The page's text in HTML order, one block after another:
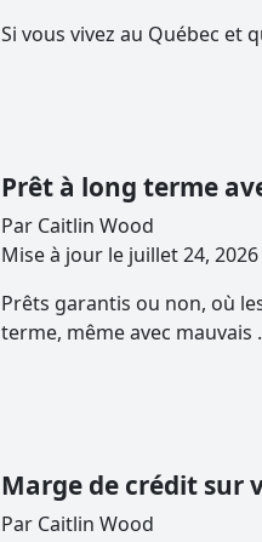
Si vous vivez au Québec et
Prêt à long terme
Par Caitlin Wood
Mise à jour le juillet 24, 2026
Prêts garantis ou non, où
terme, même avec mauvais
Marge de crédit sur
Par Caitlin Wood